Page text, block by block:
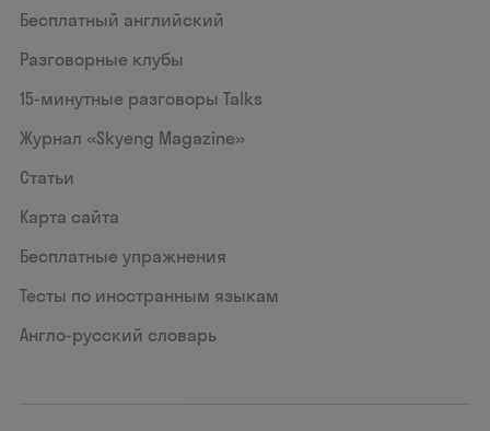
Бесплатный английский
Разговорные клубы
15‑минутные разговоры Talks
Журнал «Skyeng Magazine»
Статьи
Карта сайта
Бесплатные упражнения
Тесты по иностранным языкам
Англо-русский словарь